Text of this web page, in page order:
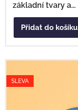
základní tvary a...
Přidat do košíku
SLEVA